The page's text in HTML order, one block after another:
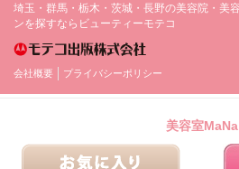
美容室MaNa
埼玉・群馬・栃木・茨城・長野の美容院・美
ンを探すならビューティーモテコ
会社概要 プライバシーポリシー